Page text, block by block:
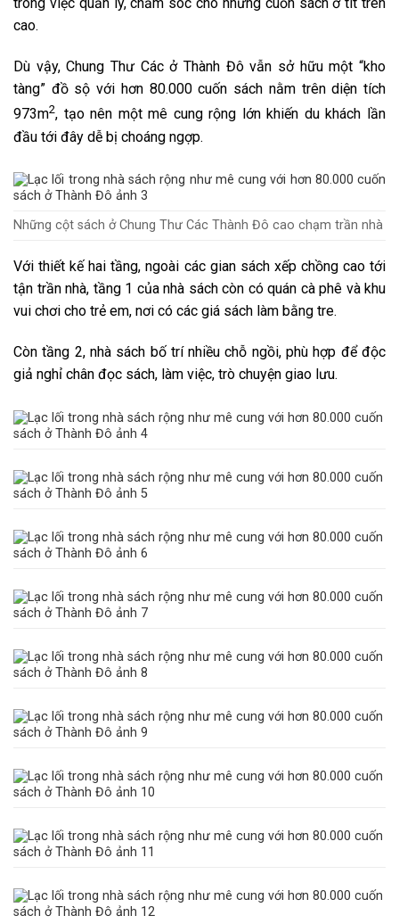
trong việc quản lý, chăm sóc cho những cuốn sách ở tít trên
cao.
Dù vậy, Chung Thư Các ở Thành Đô vẫn sở hữu một “kho
tàng” đồ sộ với hơn 80.000 cuốn sách nằm trên diện tích
973m2, tạo nên một mê cung rộng lớn khiến du khách lần
đầu tới đây dễ bị choáng ngợp.
Những cột sách ở Chung Thư Các Thành Đô cao chạm trần nhà
Với thiết kế hai tầng, ngoài các gian sách xếp chồng cao tới
tận trần nhà, tầng 1 của nhà sách còn có quán cà phê và khu
vui chơi cho trẻ em, nơi có các giá sách làm bằng tre.
Còn tầng 2, nhà sách bố trí nhiều chỗ ngồi, phù hợp để độc
giả nghỉ chân đọc sách, làm việc, trò chuyện giao lưu.